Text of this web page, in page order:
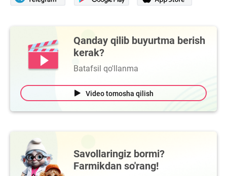
Qanday qilib buyurtma berish
kerak?
Batafsil qo'llanma
Video tomosha qilish
Savollaringiz bormi?
Farmikdan so'rang!